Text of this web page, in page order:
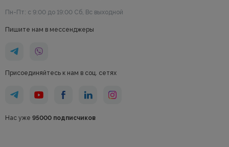
Пн-Пт: с 9:00 до 19:00 Cб, Вс выходной
Пишите нам в мессенджеры
Присоединяйтесь к нам в соц. сетях
Нас уже 95000 подписчиков